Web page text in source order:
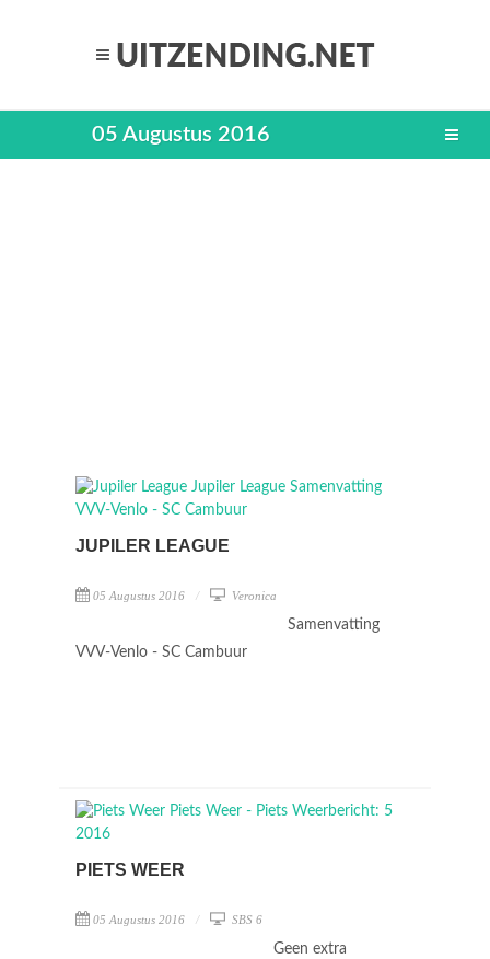
05 Augustus 2016
JUPILER LEAGUE
05 Augustus 2016 Veronica
Samenvatting
VVV-Venlo - SC Cambuur
PIETS WEER
05 Augustus 2016 SBS 6
Geen extra